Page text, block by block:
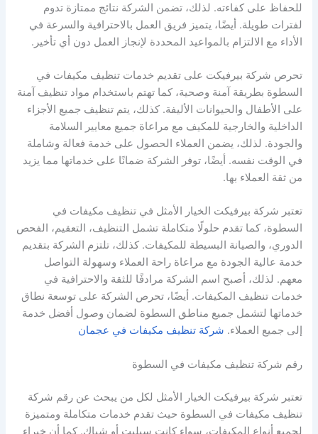
للحفاظ على كفاءته. لذلك، تضمن الشركة نتائج ممتازة تدوم
لفترات طويلة. أيضًا، يتميز فريق العمل بالاحترافية والسرعة في
الأداء مع الالتزام بالمواعيد المحددة لإنجاز العمل دون أي تأخير.
تحرص شركة بيرفيكت على تقديم خدمات تنظيف مكيفات في
السطوة بطريقة آمنة وصحية، كما تهتم باستخدام مواد تنظيف آمنة
على الأطفال والحيوانات الأليفة. كذلك، يتم تنظيف جميع الأجزاء
الداخلية والخارجية للمكيف مع مراعاة جميع معايير السلامة
والجودة. لذلك، يضمن العملاء الحصول على خدمة فعالة وشاملة
في الوقت نفسه. أيضًا، توفر الشركة ضمانًا على خدماتها مما يزيد
من ثقة العملاء بها.
تعتبر شركة بيرفيكت الخيار الأمثل في تنظيف مكيفات في
السطوة، كما تقدم حلولًا متكاملة تشمل التنظيف، التعقيم، الفحص
الدوري، والصيانة البسيطة للمكيفات. كذلك، تلتزم الشركة بتقديم
خدمة عالية الجودة مع مراعاة راحة العملاء وسهولة التواصل
معهم. لذلك، أصبح اسم الشركة مرادفًا للثقة والاحترافية في
خدمات تنظيف المكيفات. أيضًا، تحرص الشركة على توسعة نطاق
خدماتها لتشمل جميع مناطق السطوة لضمان وصول أفضل خدمة
إلى جميع العملاء. شركة تنظيف مكيفات في عجمان
رقم شركة تنظيف مكيفات في السطوة
تعتبر شركة بيرفيكت الخيار الأمثل لكل من يبحث عن رقم شركة
تنظيف مكيفات في السطوة حيث تقدم خدمات متكاملة ومتميزة
لجميع أنواع المكيفات، سواء كانت سبليت أو شباك. كما أن خبراء